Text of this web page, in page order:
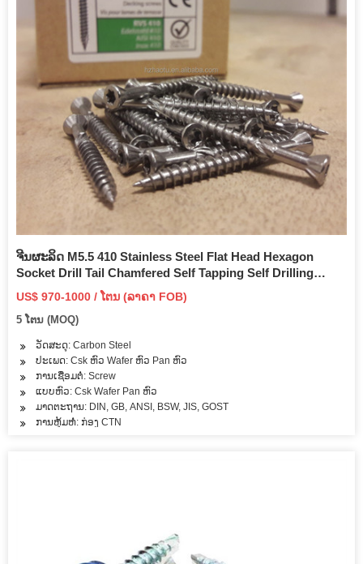
ຈີນຜະລິດ M5.5 410 Stainless Steel Flat Head Hexagon
Socket Drill Tail Chamfered Self Tapping Self Drilling
Dovetail Screw Wafer Truss Head ລາຄາຖືກ
US$ 970-1000 / ໂຕນ (ລາຄາ FOB)
5 ໂຕນ (MOQ)
ວັດສະດຸ: Carbon Steel
ປະເພດ: Csk ຫົວ Wafer ຫົວ Pan ຫົວ
ການເຊື່ອມຕໍ່: Screw
ແບບຫົວ: Csk Wafer Pan ຫົວ
ມາດຕະຖານ: DIN, GB, ANSI, BSW, JIS, GOST
ການຫຸ້ມຫໍ່: ກ່ອງ CTN